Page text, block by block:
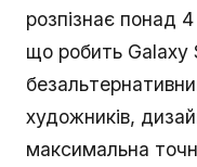
розпізнає понад
що робить Galaxy
художників,
максимальна